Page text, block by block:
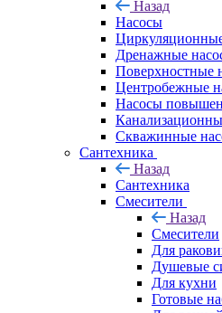
Назад
Насосы
Дренажные
Поверхностные
Центробежные
Насосы
Скважинные
Сантехника
Назад
Сантехника
Смесители
Назад
Смесители
Для
Душевые
Для кухни
Готовые